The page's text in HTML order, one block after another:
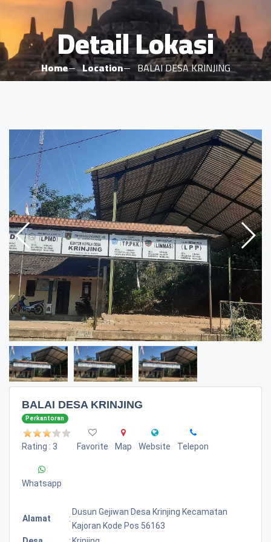
Detail Lokasi
Home Location BALAI DESA KRINJING
BALAI DESA KRINJING
Perkantoran
Rating : 3 Favorite Map Website Telepon
Whatsapp
Alamat :
Dusun Gejiwan Desa Krinjing Kecamatan
Kajoran Kode Pos 56163